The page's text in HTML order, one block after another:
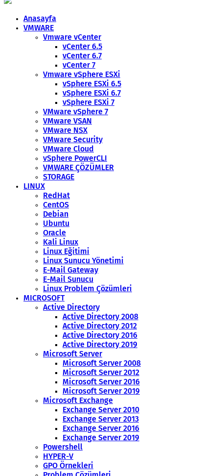
Anasayfa
VMWARE
Vmware vCenter
vCenter 6.5
vCenter 6.7
vCenter 7
Vmware vSphere ESXi
vSphere ESXi 6.5
vSphere ESXi 6.7
vSphere ESXi 7
VMware vSphere 7
VMware VSAN
VMware NSX
VMware Security
VMware Cloud
vSphere PowerCLI
VMWARE ÇÖZÜMLER
STORAGE
LINUX
RedHat
CentOS
Debian
Ubuntu
Oracle
Kali Linux
Linux Eğitimi
Linux Sunucu Yönetimi
E-Mail Gateway
E-Mail Sunucu
Linux Problem Çözümleri
MICROSOFT
Active Directory
Active Directory 2008
Active Directory 2012
Active Directory 2016
Active Directory 2019
Microsoft Server
Microsoft Server 2008
Microsoft Server 2012
Microsoft Server 2016
Microsoft Server 2019
Microsoft Exchange
Exchange Server 2010
Exchange Server 2013
Exchange Server 2016
Exchange Server 2019
Powershell
HYPER-V
GPO Örnekleri